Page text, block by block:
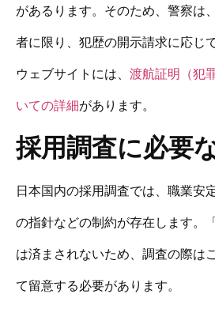
があるります。そのため、警察は
者に限り、犯歴の開示請求に応じ
ウェブサイトには、 渡航証明（犯
いての詳細があります。
採用調査に必要
日本国内の採用調査では、職業安
の指針などの制約が存在します。
は済まされないため、調査の際は
て留意する必要があります。